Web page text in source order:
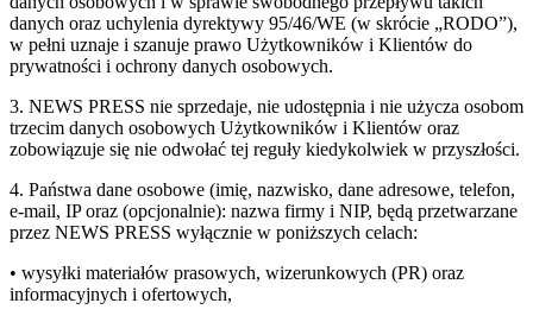
danych oraz uchylenia dyrektywy 95/46/WE (w skrócie „RODO”),
w pełni uznaje i szanuje prawo Użytkowników i Klientów do
prywatności i ochrony danych osobowych.
3. NEWS PRESS nie sprzedaje, nie udostępnia i nie użycza osobom
trzecim danych osobowych Użytkowników i Klientów oraz
zobowiązuje się nie odwołać tej reguły kiedykolwiek w przyszłości.
4. Państwa dane osobowe (imię, nazwisko, dane adresowe, telefon,
e-mail, IP oraz (opcjonalnie): nazwa firmy i NIP, będą przetwarzane
przez NEWS PRESS wyłącznie w poniższych celach:
• wysyłki materiałów prasowych, wizerunkowych (PR) oraz
informacyjnych i ofertowych,